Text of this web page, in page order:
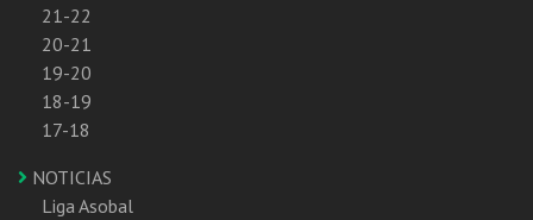
21-22
20-21
19-20
18-19
17-18
NOTICIAS
Liga Asobal